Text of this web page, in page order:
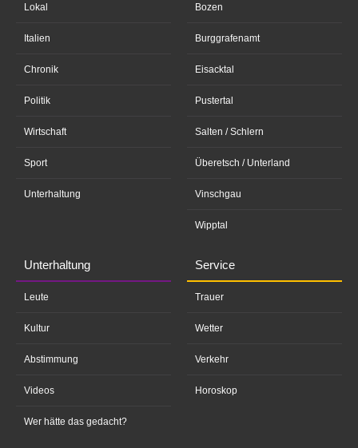
Lokal
Italien
Chronik
Politik
Wirtschaft
Sport
Unterhaltung
Bozen
Burggrafenamt
Eisacktal
Pustertal
Salten / Schlern
Überetsch / Unterland
Vinschgau
Wipptal
Unterhaltung
Leute
Kultur
Abstimmung
Videos
Wer hätte das gedacht?
Service
Trauer
Wetter
Verkehr
Horoskop